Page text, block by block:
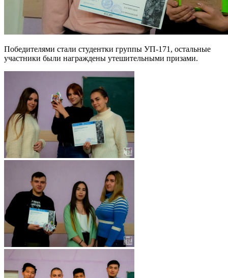
Победителями стали студентки группы УП-171, остальные
участники были награждены утешительными призами.